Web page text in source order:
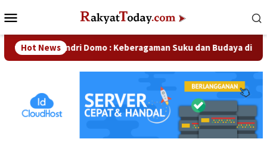
ke
Mobile
Hot News
Hendri Domo : Keberagaman Suku dan Budaya di Kampar Jadi